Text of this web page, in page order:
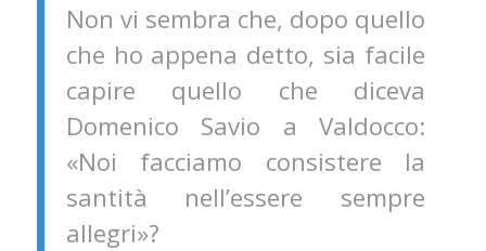
Non vi sembra che, dopo quello
che ho appena detto, sia facile
capire quello che diceva
Domenico Savio a Valdocco:
«Noi facciamo consistere la
santità nell’essere sempre
allegri»?